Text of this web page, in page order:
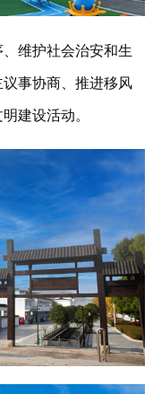
维护社会治安和生
事协商、推进移风
建设活动。